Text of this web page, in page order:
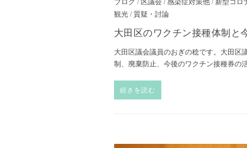
観光/ 質疑・討論
大田区のワクチン接種体制と
大田区議会議員のおぎの稔です。大田区
制、廃棄防止、今後のワクチン接種券の
続きを読む